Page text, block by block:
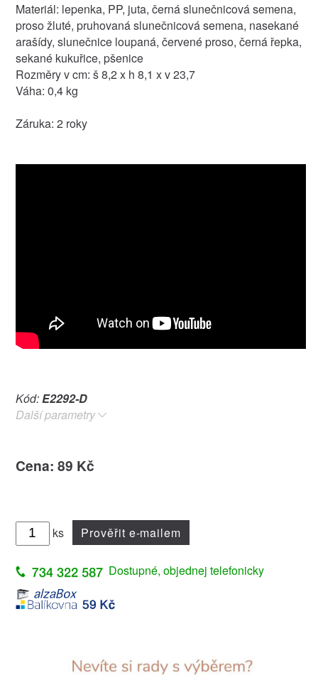
Materiál: lepenka, PP, juta, černá slunečnicová semena,
proso žluté, pruhovaná slunečnicová semena, nasekané
arašídy, slunečnice loupaná, červené proso, černá řepka,
sekané kukuřice, pšenice
Rozměry v cm: š 8,2 x h 8,1 x v 23,7
Váha: 0,4 kg
Záruka: 2 roky
Kód:E2292-D
Další parametry
Cena: 89 Kč
ks Prověřit e-mailem
Dostupné, objednej telefonicky